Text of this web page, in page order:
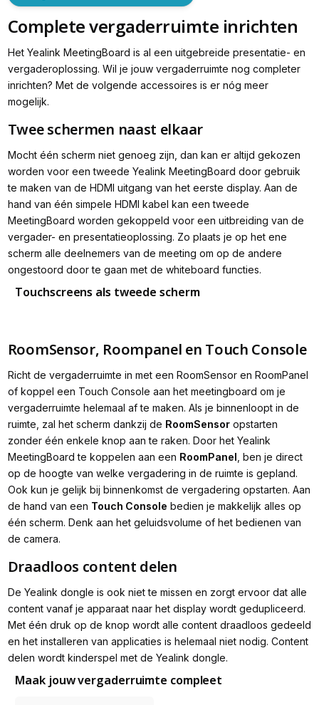
Complete vergaderruimte inrichten
Het Yealink MeetingBoard is al een uitgebreide presentatie- en
vergaderoplossing. Wil je jouw vergaderruimte nog completer
inrichten? Met de volgende accessoires is er nóg meer
mogelijk.
Twee schermen naast elkaar
Mocht één scherm niet genoeg zijn, dan kan er altijd gekozen
worden voor een tweede Yealink MeetingBoard door gebruik
te maken van de HDMI uitgang van het eerste display. Aan de
hand van één simpele HDMI kabel kan een tweede
MeetingBoard worden gekoppeld voor een uitbreiding van de
vergader- en presentatieoplossing. Zo plaats je op het ene
scherm alle deelnemers van de meeting om op de andere
ongestoord door te gaan met de whiteboard functies.
Touchscreens als tweede scherm
RoomSensor, Roompanel en Touch Console
Richt de vergaderruimte in met een RoomSensor en RoomPanel
of koppel een Touch Console aan het meetingboard om je
vergaderruimte helemaal af te maken. Als je binnenloopt in de
ruimte, zal het scherm dankzij de RoomSensoropstarten
zonder één enkele knop aan te raken. Door het Yealink
MeetingBoard te koppelen aan een RoomPanel , ben je direct
op de hoogte van welke vergadering in de ruimte is gepland.
Ook kun je gelijk bij binnenkomst de vergadering opstarten. Aan
de hand van een Touch Console bedien je makkelijk alles op
één scherm. Denk aan het geluidsvolume of het bedienen van
de camera.
Draadloos content delen
De Yealink dongle is ook niet te missen en zorgt ervoor dat alle
content vanaf je apparaat naar het display wordt gedupliceerd.
Met één druk op de knop wordt alle content draadloos gedeeld
en het installeren van applicaties is helemaal niet nodig. Content
delen wordt kinderspel met de Yealink dongle.
Maak jouw vergaderruimte compleet